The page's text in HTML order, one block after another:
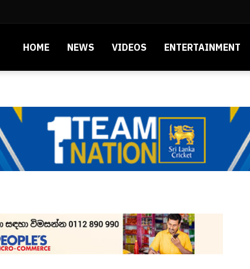
HOME NEWS VIDEOS ENTERTAINMENT